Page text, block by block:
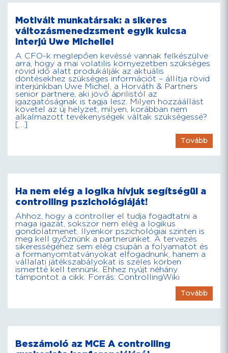
Motivált munkatársak: a sikeres
változásmenedzsment egyik kulcsa
interjú Uwe Michellel
A CFO-k meglepően kevéssé vannak felkészülve
arra, hogy a mai volatilis környezetben szükséges
rövid idő alatt produkálják az aktuális
döntésekhez szükséges információt – állítja rövid
interjúnkban Uwe Michel, a Horváth & Partners
senior partnere, aki jövő áprilistól az
igazgatóságnak is tagja lesz. Milyen hozzáállást
követel az új helyzet, milyen, korábban nem
alkalmazott tevékenységek váltak szükségessé?
[…]
Tovább
Ha nem elég a logika hívjuk segítségül a
controlling pszichológiáját!
Ahhoz, hogy a controller el tudja fogadtatni a
maga igazát, sokszor nem elég a logikus
gondolatmenet. Ilyenkor pszichológiai szinten is
meg kell győznünk a partnerünket. A tervezés
sikerességéhez sem elég csupán a folyamatot és
a formanyomtatványokat elfogadnunk, hanem a
vállalati játékszabályokat is széles körben
ismertté kell tennünk. Ehhez nyújt néhány
támpontot a cikk. Forrás: ControllingWiki
Tovább
Beszámoló az MCE A controlling